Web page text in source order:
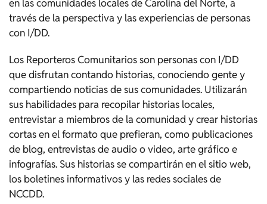
en las comunidades locales de Carolina del Norte, a
través de la perspectiva y las experiencias de personas
con I/DD.
Los Reporteros Comunitarios son personas con I/DD
que disfrutan contando historias, conociendo gente y
compartiendo noticias de sus comunidades. Utilizarán
sus habilidades para recopilar historias locales,
entrevistar a miembros de la comunidad y crear historias
cortas en el formato que prefieran, como publicaciones
de blog, entrevistas de audio o video, arte gráfico e
infografías. Sus historias se compartirán en el sitio web,
los boletines informativos y las redes sociales de
NCCDD.